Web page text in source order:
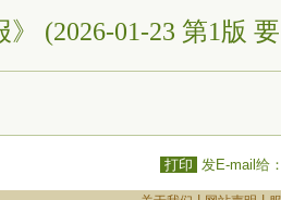
》 (2026-01-23 第1版
打印 发E-mail给